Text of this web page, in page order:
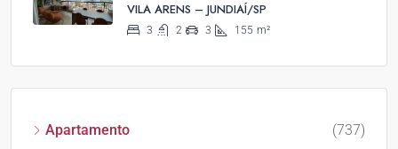
VILA ARENS – JUNDIAÍ/SP
3 2 3 155 m²
Apartamento
(737)